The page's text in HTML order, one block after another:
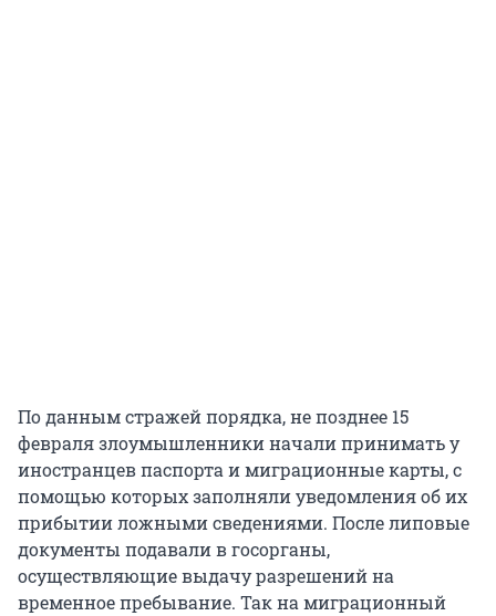
По данным стражей порядка, не позднее 15
февраля злоумышленники начали принимать у
иностранцев паспорта и миграционные карты, с
помощью которых заполняли уведомления об их
прибытии ложными сведениями. После липовые
документы подавали в госорганы,
осуществляющие выдачу разрешений на
временное пребывание. Так на миграционный